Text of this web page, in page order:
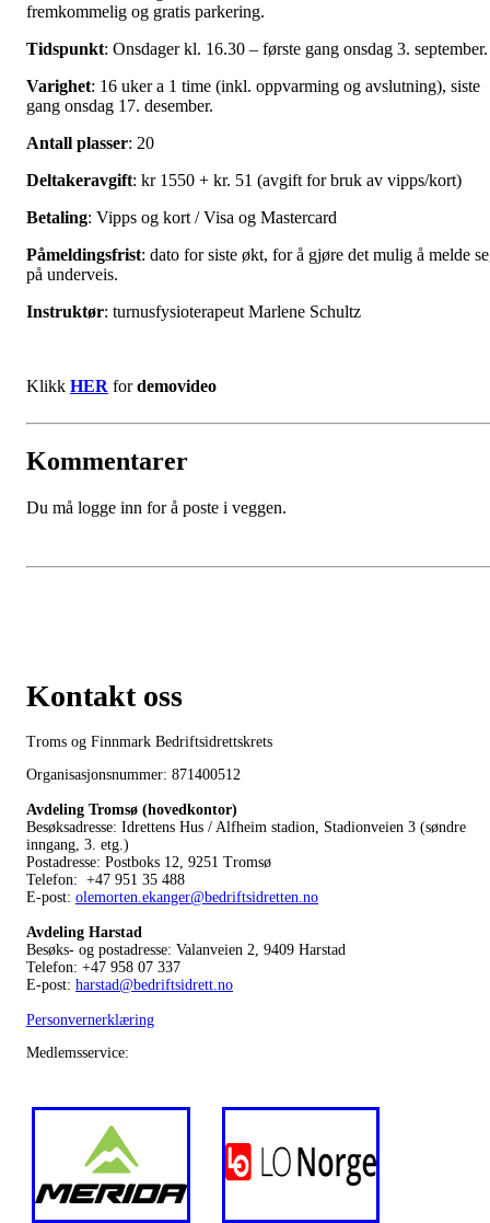
fremkommelig og gratis parkering.
Tidspunkt: Onsdager kl. 16.30 – første gang onsdag 3.
Varighet: 16 uker a 1 time (inkl. oppvarming og avslutning), siste
gang onsdag 17. desember.
Antall plasser: 20
Deltakeravgift: kr 1550 + kr. 51 (avgift for bruk av vipps/kort)
Betaling: Vipps og kort / Visa og Mastercard
Påmeldingsfrist: dato for siste økt, for å gjøre det mulig å melde
på underveis.
Instruktør: turnusfysioterapeut Marlene Schultz
Klikk HER fordemovideo
Kommentarer
Du må logge inn for å poste i veggen.
Kontakt oss
Troms og Finnmark Bedriftsidrettskrets
Organisasjonsnummer: 871400512
Avdeling Tromsø (hovedkontor)
Besøksadresse: Idrettens Hus / Alfheim stadion, Stadionveien 3 (søndre
inngang, 3. etg.)
Postadresse: Postboks 12, 9251 Tromsø
Telefon: +47 951 35 488
E-post: olemorten.ekanger@bedriftsidretten.no
Avdeling Harstad
Besøks- og postadresse: Valanveien 2, 9409 Harstad
Telefon: +47 958 07 337
E-post: harstad@bedriftsidrett.no
Personvernerklæring
Medlemsservice: